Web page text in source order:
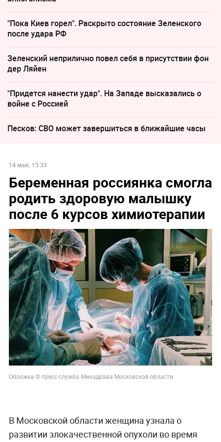
"Пока Киев горел". Раскрыто состояние Зеленского
после удара РФ
Зеленский неприлично повел cебя в присутствии фон
дер Ляйен
"Придется нанести удар". На Западе высказались о
войне с Россией
Песков: СВО может завершиться в ближайшие часы
14 мая, 13:33
Беременная россиянка смогла
родить здоровую малышку
после 6 курсов химиотерапии
Обложка © пресс-служба Минздрава Московской области
В Московской области женщина узнала о
развитии злокачественной опухоли во время